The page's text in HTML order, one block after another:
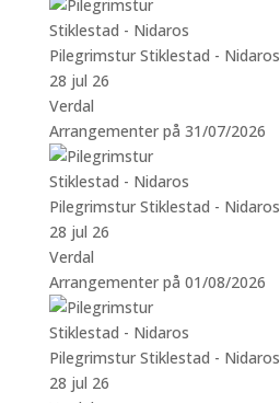
Pilegrimstur Stiklestad - Nidaros
28 jul 26
Verdal
Arrangementer på 31/07/2026
Pilegrimstur Stiklestad - Nidaros
28 jul 26
Verdal
Arrangementer på 01/08/2026
Pilegrimstur Stiklestad - Nidaros
28 jul 26